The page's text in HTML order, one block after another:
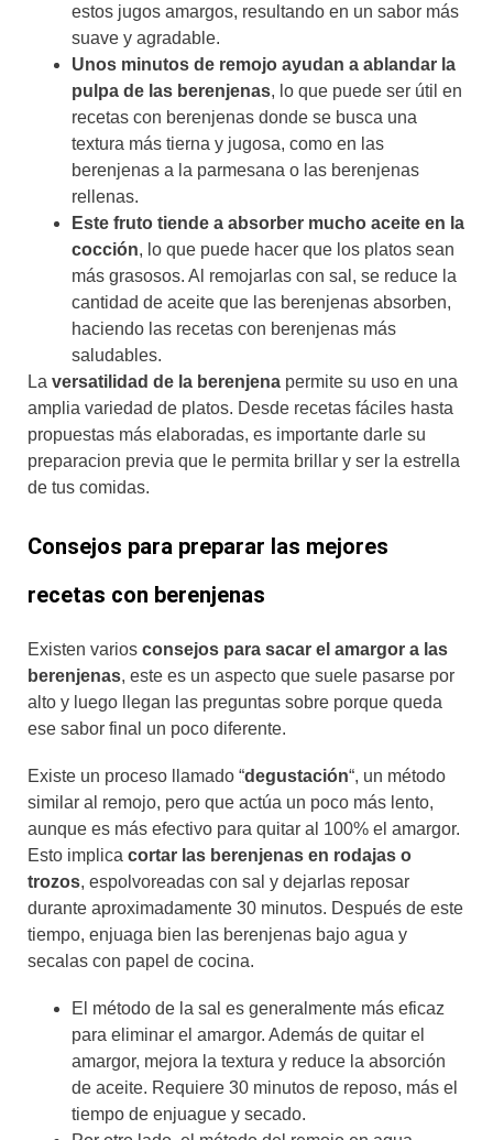
estos jugos amargos, resultando en un sabor más
suave y agradable.
Unos minutos de remojo ayudan a ablandar la
pulpa de las berenjenas, lo que puede ser útil en
recetas con berenjenas donde se busca una
textura más tierna y jugosa, como en las
berenjenas a la parmesana o las berenjenas
rellenas.
Este fruto tiende a absorber mucho aceite en la
cocción, lo que puede hacer que los platos sean
más grasosos. Al remojarlas con sal, se reduce la
cantidad de aceite que las berenjenas absorben,
haciendo las recetas con berenjenas más
saludables.
La versatilidad de la berenjena permite su uso en una
amplia variedad de platos. Desde recetas fáciles hasta
propuestas más elaboradas, es importante darle su
preparacion previa que le permita brillar y ser la estrella
de tus comidas.
Consejos para preparar las mejores
recetas con berenjenas
Existen varios consejos para sacar el amargor a las
berenjenas, este es un aspecto que suele pasarse por
alto y luego llegan las preguntas sobre porque queda
ese sabor final un poco diferente.
Existe un proceso llamado “degustación“, un método
similar al remojo, pero que actúa un poco más lento,
aunque es más efectivo para quitar al 100% el amargor.
Esto implica cortar las berenjenas en rodajas o
trozos, espolvoreadas con sal y dejarlas reposar
durante aproximadamente 30 minutos. Después de este
tiempo, enjuaga bien las berenjenas bajo agua y
secalas con papel de cocina.
El método de la sal es generalmente más eficaz
para eliminar el amargor. Además de quitar el
amargor, mejora la textura y reduce la absorción
de aceite. Requiere 30 minutos de reposo, más el
tiempo de enjuague y secado.